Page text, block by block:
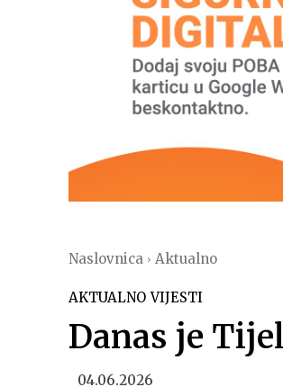
Naslovnica Aktualno
AKTUALNO VIJESTI
Danas je
04.06.2026